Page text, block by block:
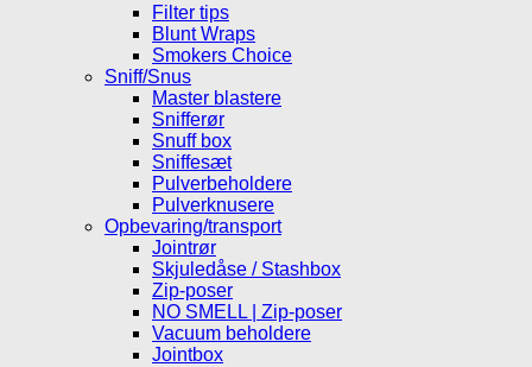
Filter tips
Blunt Wraps
Smokers Choice
Sniff/Snus
Master blastere
Snifferør
Snuff box
Sniffesæt
Pulverbeholdere
Pulverknusere
Opbevaring/transport
Jointrør
Skjuledåse / Stashbox
Zip-poser
NO SMELL | Zip-poser
Vacuum beholdere
Jointbox